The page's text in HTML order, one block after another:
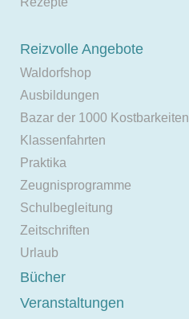
Reizvolle Angebote
Waldorfshop
Ausbildungen
Bazar der 1000 Kostbarkeiten
Klassenfahrten
Praktika
Zeugnisprogramme
Schulbegleitung
Zeitschriften
Urlaub
Bücher
Veranstaltungen